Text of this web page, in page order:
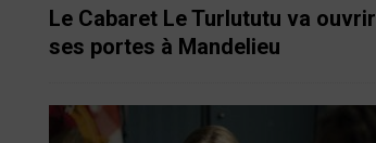
Le Cabaret Le Turlututu va ouvrir
ses portes à Mandelieu